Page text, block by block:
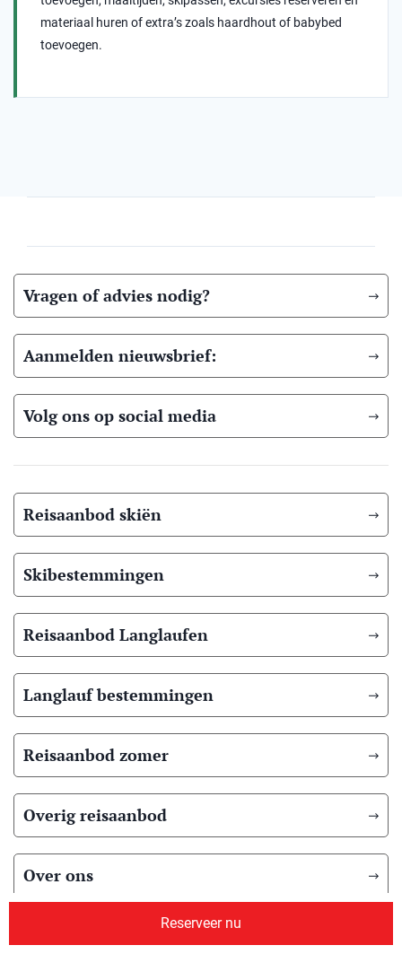
materiaal huren of extra’s zoals haardhout of babybed
toevoegen.
Reserveer nu
Vragen of advies nodig?
Aanmelden nieuwsbrief:
Volg ons op social media
Reisaanbod skiën
Skibestemmingen
Reisaanbod Langlaufen
Langlauf bestemmingen
Reisaanbod zomer
Overig reisaanbod
Over ons